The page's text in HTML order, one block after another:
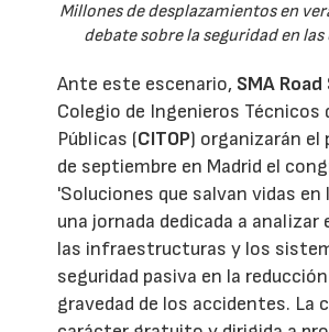
Millones de desplazamientos en
debate sobre la seguridad en
Ante este escenario, SMA
Colegio de Ingenieros Técnicos
Públicas (CITOP) organizarán el
de septiembre en Madrid el
'Soluciones que salvan vidas en
una jornada dedicada a analizar
las infraestructuras y los
seguridad pasiva en la
gravedad de los accidentes. La